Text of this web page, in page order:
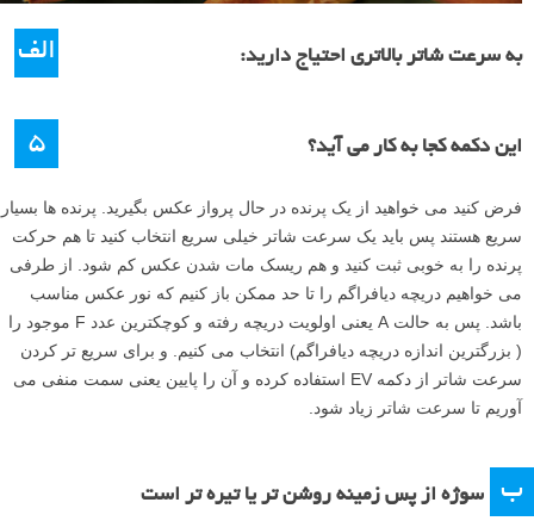
۵ این دکمه کجا به کار می آید؟
الف به سرعت شاتر بالاتری احتیاج دارید:
فرض کنید می خواهید از یک پرنده در حال پرواز عکس بگیرید. پرنده ها بسیار
سریع هستند پس باید یک سرعت شاتر خیلی سریع انتخاب کنید تا هم حرکت
پرنده را به خوبی ثبت کنید و هم ریسک مات شدن عکس کم شود. از طرفی
می خواهیم دریچه دیافراگم را تا حد ممکن باز کنیم که نور عکس مناسب
باشد. پس به حالت A یعنی اولویت دریچه رفته و کوچکترین عدد F موجود را
( بزرگترین اندازه دریچه دیافراگم) انتخاب می کنیم. و برای سریع تر کردن
سرعت شاتر از دکمه EV استفاده کرده و آن را پایین یعنی سمت منفی می
آوریم تا سرعت شاتر زیاد شود.
ب سوژه از پس زمینه روشن تر یا تیره تر است